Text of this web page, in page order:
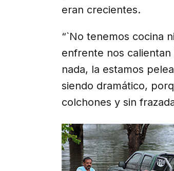
eran crecientes.
“`No tenemos cocina
enfrente nos
nada, la estamos
siendo dramático,
colchones y sin